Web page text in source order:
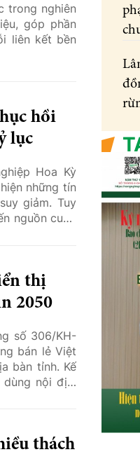
trong nghiên
góp phần
liên kết bền
hồi
lục
Hoa Kỳ
những tín
giảm. Tuy
nguồn cung
thị
2050
số 306/KH-
bán lẻ Việt
bàn tỉnh. Kế
nội địa,
thách